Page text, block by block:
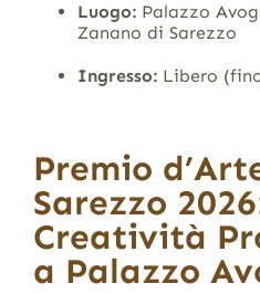
Luogo:Palazzo
Zanano di Sarezzo
Ingresso:Libero
Premio
Sarezzo
Creatività
a Palazzo